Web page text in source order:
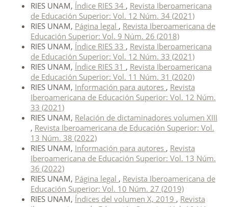
RIES UNAM, Índice RIES 34 , Revista Iberoamericana
de Educación Superior: Vol. 12 Núm. 34 (2021)
RIES UNAM, Página legal , Revista Iberoamericana de
Educación Superior: Vol. 9 Núm. 26 (2018)
RIES UNAM, Índice RIES 33 , Revista Iberoamericana
de Educación Superior: Vol. 12 Núm. 33 (2021)
RIES UNAM, Índice RIES 31 , Revista Iberoamericana
de Educación Superior: Vol. 11 Núm. 31 (2020)
RIES UNAM, Información para autores , Revista
Iberoamericana de Educación Superior: Vol. 12 Núm.
33 (2021)
RIES UNAM, Relación de dictaminadores volumen XIII
, Revista Iberoamericana de Educación Superior: Vol.
13 Núm. 38 (2022)
RIES UNAM, Información para autores , Revista
Iberoamericana de Educación Superior: Vol. 13 Núm.
36 (2022)
RIES UNAM, Página legal , Revista Iberoamericana de
Educación Superior: Vol. 10 Núm. 27 (2019)
RIES UNAM, Índices del volumen X, 2019 , Revista